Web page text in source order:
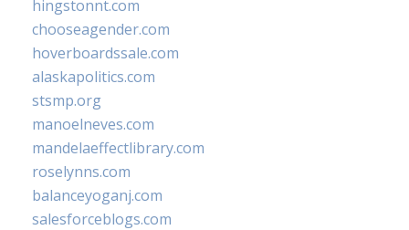
hingstonnt.com
chooseagender.com
hoverboardssale.com
alaskapolitics.com
stsmp.org
manoelneves.com
mandelaeffectlibrary.com
roselynns.com
balanceyoganj.com
salesforceblogs.com